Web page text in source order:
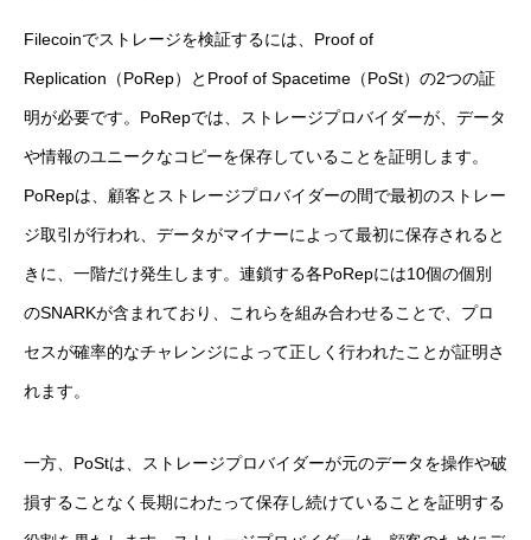
Filecoinでストレージを検証するには、Proof of
Replication（PoRep）とProof of Spacetime（PoSt）の2つの証
明が必要です。PoRepでは、ストレージプロバイダーが、データ
や情報のユニークなコピーを保存していることを証明します。
PoRepは、顧客とストレージプロバイダーの間で最初のストレー
ジ取引が行われ、データがマイナーによって最初に保存されると
きに、一階だけ発生します。連鎖する各PoRepには10個の個別
のSNARKが含まれており、これらを組み合わせることで、プロ
セスが確率的なチャレンジによって正しく行われたことが証明さ
れます。
一方、PoStは、ストレージプロバイダーが元のデータを操作や破
損することなく長期にわたって保存し続けていることを証明する